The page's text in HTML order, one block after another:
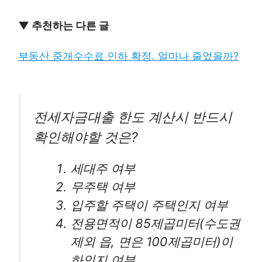
▼ 추천하는 다른 글
부동산 중개수수료 인하 확정. 얼마나 줄었을까?
전세자금대출 한도 계산시 반드시
확인해야할 것은?
세대주 여부
무주택 여부
입주할 주택이 주택인지 여부
전용면적이 85제곱미터(수도권
제외 읍, 면은 100제곱미터)이